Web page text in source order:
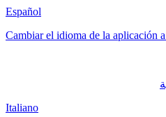
Español
Cambiar el idioma de la aplicación
Italiano